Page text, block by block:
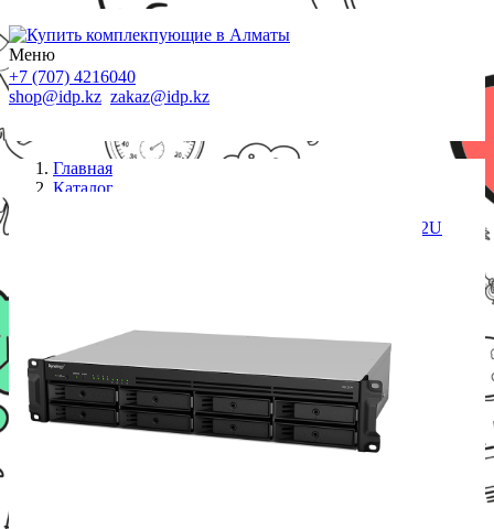
Меню
+7 (707) 4216040
shop@idp.kz zakaz@idp.kz
Главная
Каталог
Сетевой NAS сервер Synology RS1219+ 8xHDD 2U